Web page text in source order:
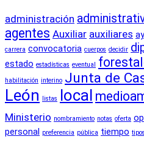
administración
agentes Auxiliar auxiliares
carrera convocatoria cuerpos decidir
estado estadísticas eventual
habilitación interino Junta de
León listas local
Ministerio nombramiento notas oferta
personal preferencia pública tiempo tipos